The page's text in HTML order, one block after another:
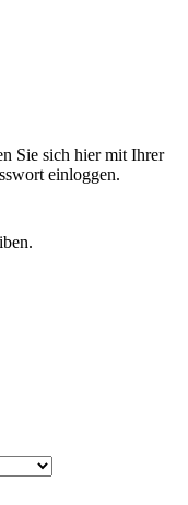
Sie sich hier mit Ihrer
einloggen.